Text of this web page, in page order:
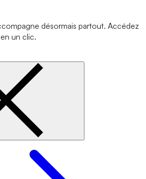
désormais partout. Accédez
un clic.